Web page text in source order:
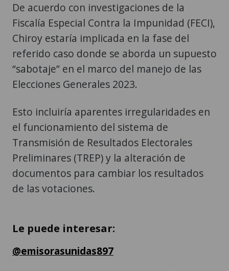
De acuerdo con investigaciones de la
Fiscalía Especial Contra la Impunidad (FECI),
Chiroy estaría implicada en la fase del
referido caso donde se aborda un supuesto
“sabotaje” en el marco del manejo de las
Elecciones Generales 2023.
Esto incluiría aparentes irregularidades en
el funcionamiento del sistema de
Transmisión de Resultados Electorales
Preliminares (TREP) y la alteración de
documentos para cambiar los resultados
de las votaciones.
Le puede interesar:
@emisorasunidas897